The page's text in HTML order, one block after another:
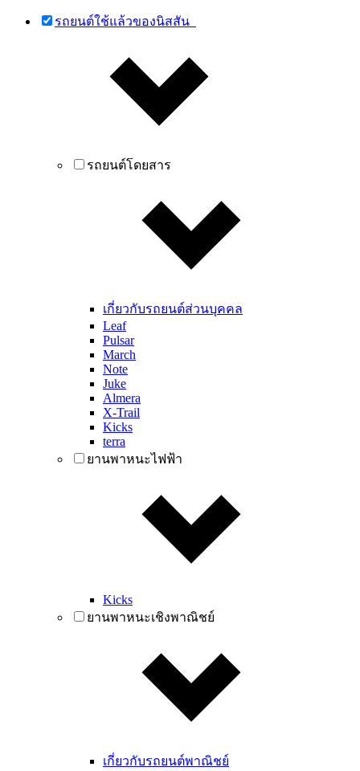
รถยนต์ใช้แล้วของนิสสัน
รถยนต์โดยสาร
เกี่ยวกับรถยนต์ส่วนบุคคล
Leaf
Pulsar
March
Note
Juke
Almera
X-Trail
Kicks
terra
ยานพาหนะไฟฟ้า
Kicks
ยานพาหนะเชิงพาณิชย์
เกี่ยวกับรถยนต์พาณิชย์